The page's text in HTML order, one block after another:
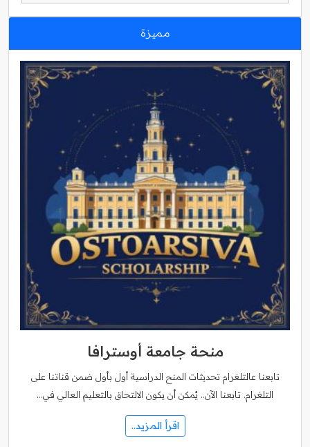
مميزة
منحة جامعة أوسترافا
تابعنا عالتلغرام تحديثات المنح الدراسية أول بأول ضمن قناتنا على
التلغرام. تابعنا الآن.. يُمكن أن يكون الالتحاق بالتعليم العالي في…
اقرأ المزيد..